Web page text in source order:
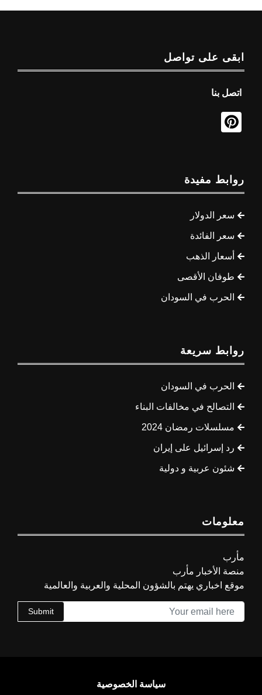
ابقى على تواصل
اتصل بنا
روابط مفيدة
سعر الدولار
سعر الفائدة
أسعار الذهب
طوفان الأقصى
الحرب في السودان
روابط سريعة
الحرب في السودان
التصالح في مخالفات البناء
مسلسلات رمضان 2024
رد إسرائيل على إيران
شئون عربية و دولية
معلومات
مأرب
منصة الأخبار مأرب
موقع اخباري يهتم بالشؤون المحلية والعربية والعالمية
Submit
سياسة الخصوصية